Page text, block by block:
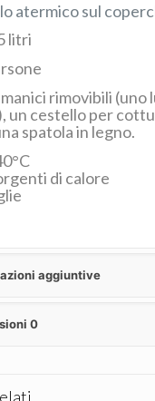
atermico sul
litri
rimovibili (uno
un cestello per
spatola in legno.
di calore
aggiuntive
0